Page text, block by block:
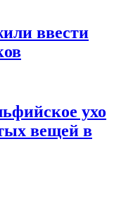
ввести
ухо
вещей в